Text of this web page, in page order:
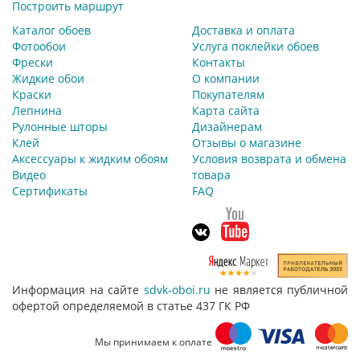
Построить маршрут
Каталог обоев
Фотообои
Фрески
Жидкие обои
Краски
Лепнина
Рулонные шторы
Клей
Аксессуары к жидким обоям
Видео
Сертификаты
Доставка и оплата
Услуга поклейки обоев
Контакты
О компании
Покупателям
Карта сайта
Дизайнерам
Отзывы о магазине
Условия возврата и обмена
товара
FAQ
Информация на сайте sdvk-oboi.ru не является публичной
офертой определяемой в статье 437 ГК РФ
Мы принимаем к оплате